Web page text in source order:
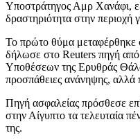
Υποστράτηγος Αμρ Χανάφι,
δραστηριότητα στην περιοχή
Το πρώτο θύμα μεταφέρθηκε
δήλωσε στο Reuters πηγή
Υποθέσεων της Ερυθράς
προσπάθειες ανάνηψης, αλλά
Πηγή ασφαλείας πρόσθεσε
στην Αίγυπτο τα τελευταία
της.